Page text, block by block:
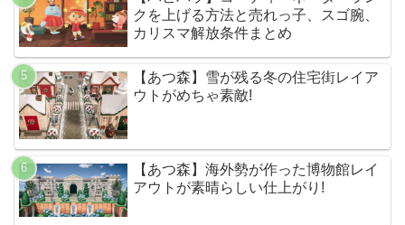
クを上げる方法と売れっ子、スゴ腕、
カリスマ解放条件まとめ
【あつ森】雪が残る冬の住宅街レイア
ウトがめちゃ素敵!
【あつ森】海外勢が作った博物館レイ
アウトが素晴らしい仕上がり!